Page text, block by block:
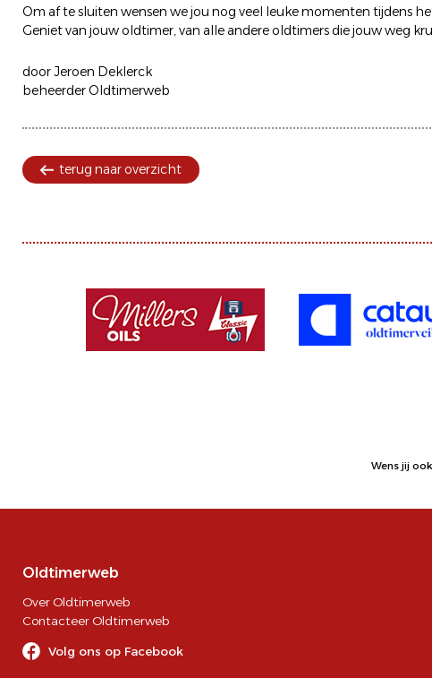
Om af te sluiten wensen we jou nog veel leuke momenten tijdens
Geniet van jouw oldtimer, van alle andere oldtimers die jouw weg
door Jeroen Deklerck
beheerder Oldtimerweb
terug naar overzicht
Wens jij
Oldtimerweb
Over Oldtimerweb
Contacteer Oldtimerweb
Volg ons op Facebook